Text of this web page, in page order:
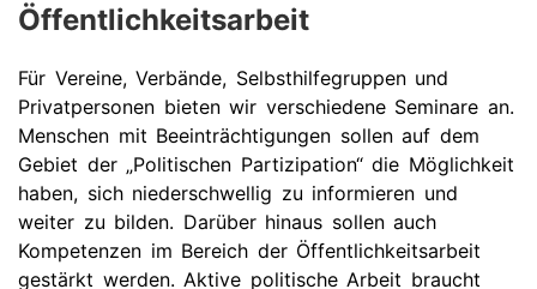
Öffentlichkeitsarbeit
Für Vereine, Verbände, Selbsthilfegruppen und
Privatpersonen bieten wir verschiedene Seminare an.
Menschen mit Beeinträchtigungen sollen auf dem
Gebiet der „Politischen Partizipation“ die Möglichkeit
haben, sich niederschwellig zu informieren und
weiter zu bilden. Darüber hinaus sollen auch
Kompetenzen im Bereich der Öffentlichkeitsarbeit
gestärkt werden. Aktive politische Arbeit braucht